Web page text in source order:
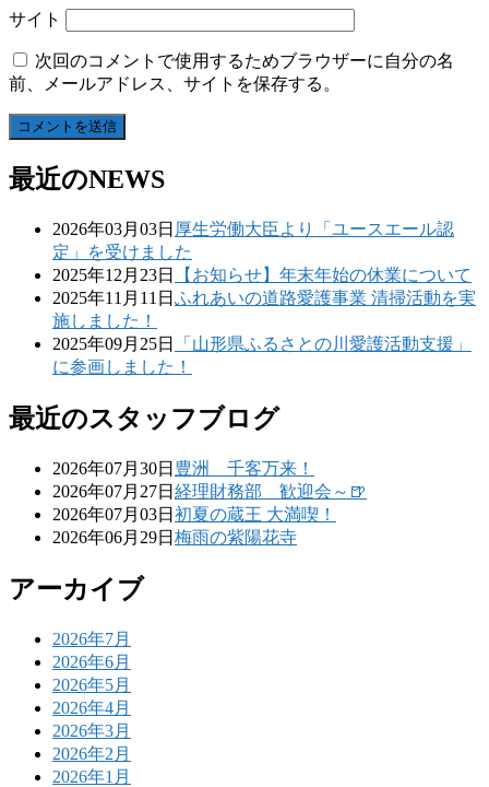
サイト
次回のコメントで使用するためブラウザーに自分の名
前、メールアドレス、サイトを保存する。
最近のNEWS
2026年03月03日 厚生労働大臣より「ユースエール認
定」を受けました
2025年12月23日
【お知らせ】年末年始の休業について
2025年11月11日 ふれあいの道路愛護事業 清掃活動を実
施しました！
2025年09月25日
「山形県ふるさとの川愛護活動支援」
に参画しました！
最近のスタッフブログ
2026年07月30日 豊洲 千客万来！
2026年07月27日 経理財務部 歓迎会～🍺
2026年07月03日 初夏の蔵王 大満喫！
2026年06月29日 梅雨の紫陽花寺
アーカイブ
2026年7月
2026年6月
2026年5月
2026年4月
2026年3月
2026年2月
2026年1月